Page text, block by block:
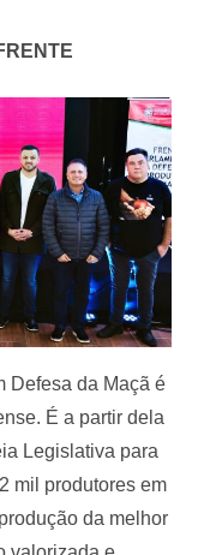
Defesa da Maçã é
É a partir dela
Legislativa para
mil produtores em
da melhor